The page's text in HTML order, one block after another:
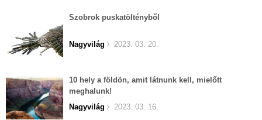
Szobrok puskatöltényből
Nagyvilág 2023. 03. 20.
10 hely a földön, amit látnunk kell, mielőtt
meghalunk!
Nagyvilág
2023. 03. 16.